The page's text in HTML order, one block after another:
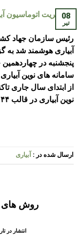
08
تیر
رئیس سازمان جهاد
آبیاری هوشمند شد به
پنجشنبه در
سامانه های نوین
نوین آبیاری در قالب ۱۴۴ طرح […]
ارسال شده در : آبیاری
روش های
انتشار در